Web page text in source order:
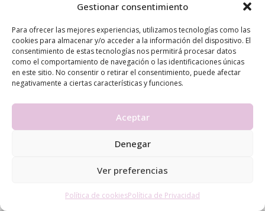
Gestionar consentimiento
Para ofrecer las mejores experiencias, utilizamos tecnologías como las
cookies para almacenar y/o acceder a la información del dispositivo. El
consentimiento de estas tecnologías nos permitirá procesar datos
como el comportamiento de navegación o las identificaciones únicas
en este sitio. No consentir o retirar el consentimiento, puede afectar
negativamente a ciertas características y funciones.
Aceptar
Denegar
Ver preferencias
Política de cookiesPolítica de Privacidad